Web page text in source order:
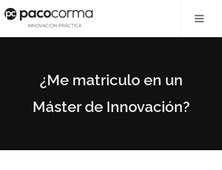
¿Me matriculo en un
Máster de Innovación?